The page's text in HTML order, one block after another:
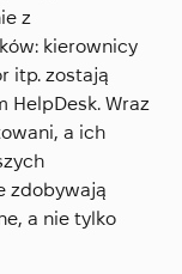
z
kierownicy
itp. zostają
HelpDesk. Wraz
a ich
zdobywają
a nie tylko